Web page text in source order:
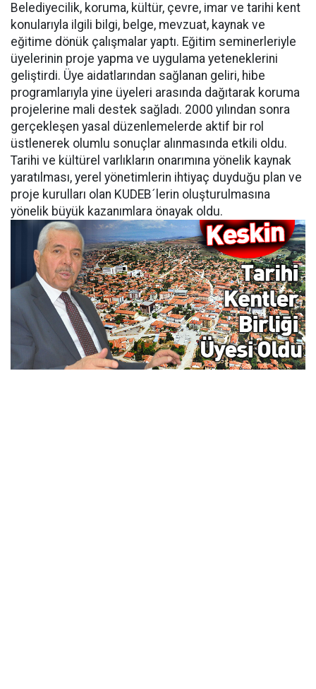
Belediyecilik, koruma, kültür, çevre, imar ve tarihi kent
konularıyla ilgili bilgi, belge, mevzuat, kaynak ve
eğitime dönük çalışmalar yaptı. Eğitim seminerleriyle
üyelerinin proje yapma ve uygulama yeteneklerini
geliştirdi. Üye aidatlarından sağlanan geliri, hibe
programlarıyla yine üyeleri arasında dağıtarak koruma
projelerine mali destek sağladı. 2000 yılından sonra
gerçekleşen yasal düzenlemelerde aktif bir rol
üstlenerek olumlu sonuçlar alınmasında etkili oldu.
Tarihi ve kültürel varlıkların onarımına yönelik kaynak
yaratılması, yerel yönetimlerin ihtiyaç duyduğu plan ve
proje kurulları olan KUDEB´lerin oluşturulmasına
yönelik büyük kazanımlara önayak oldu.